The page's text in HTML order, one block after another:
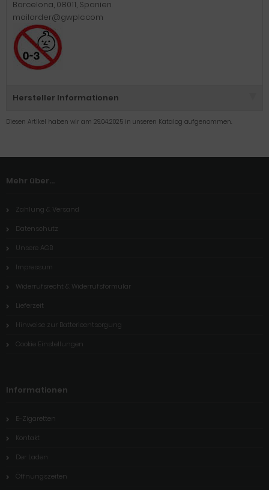
Barcelona, 08011, Spanien.
mailorder@gwplc.com
Hersteller Informationen
Diesen Artikel haben wir am 29.04.2025 in unseren Katalog aufgenommen.
Mehr über...
Zahlung & Versand
Datenschutz
Unsere AGB
Impressum
Widerrufsrecht & Widerrufsformular
Lieferzeit
Hinweise zur Batterieentsorgung
Cookie Einstellungen
Informationen
E-Zigaretten
Kontakt
Der Laden
Öffnungszeiten